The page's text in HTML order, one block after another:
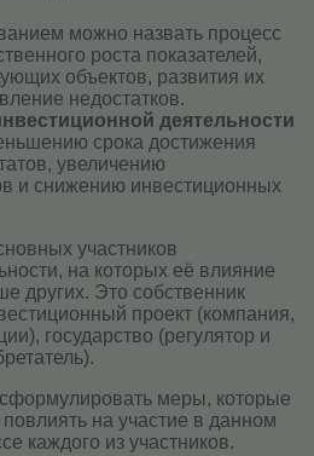
можно назвать процесс
роста показателей,
объектов, развития их
недостатков.
деятельности
срока достижения
увеличению
и снижению инвестиционных
участников
на которых её влияние
других. Это собственник
проект (компания,
государство (регулятор и
меры, которые
на участие в данном
каждого из участников.